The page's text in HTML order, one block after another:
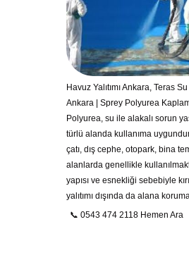
Havuz Yalıtımı Ankara, Teras
Ankara | Sprey Polyurea
Polyurea, su ile alakalı sorun
türlü alanda kullanıma
çatı, dış cephe, otopark, bina
alanlarda genellikle
yapısı ve esnekliği sebebiyle
yalıtımı dışında da alana
📞 0543 474 2118 Hemen Ara